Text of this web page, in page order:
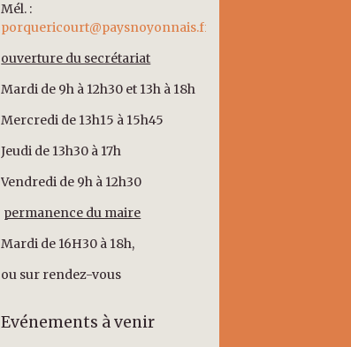
Mél. :
porquericourt@paysnoyonnais.fr
ouverture du secrétariat
Mardi de 9h à 12h30 et 13h à 18h
Mercredi de 13h15 à 15h45
Jeudi de 13h30 à 17h
Vendredi de 9h à 12h30
permanence du maire
Mardi de 16H30 à 18h,
ou sur rendez-vous
Evénements à venir